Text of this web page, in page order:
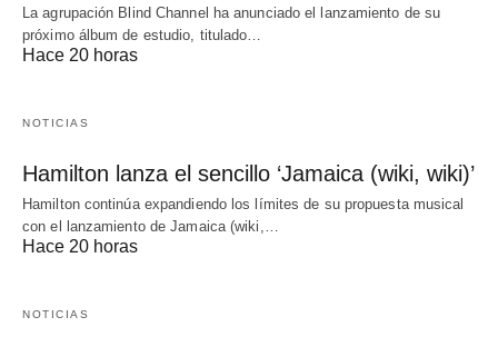
La agrupación Blind Channel ha anunciado el lanzamiento de su
próximo álbum de estudio, titulado…
Hace 20 horas
NOTICIAS
Hamilton lanza el sencillo ‘Jamaica (wiki, wiki)’
Hamilton continúa expandiendo los límites de su propuesta musical
con el lanzamiento de Jamaica (wiki,…
Hace 20 horas
NOTICIAS